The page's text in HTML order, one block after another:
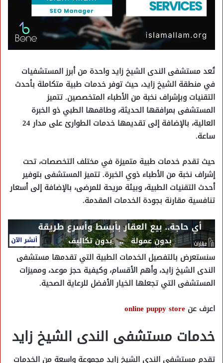
تُعدمستشفى الندى الشيخ زايدواحدة من أبرز المستشفيات
في منطقة الشيخ زايد، حيث توفر خدمات طبية متكاملة بأحدث
التقنيات وبإشراف نخبة من الأطباء المتخصصين. تتميز
المستشفى بمرافقها الحديثة، وطاقمها الطبي ذو الخبرة
العالية، بالإضافة إلى تقديمها خدمات الطوارئ على مدار 24
ساعة.
حيث تقدم خدمات طبية متميزة في مختلف التخصصات، تحت
إشراف نخبة من الأطباء ذوي الخبرة. تتميز المستشفى بتوفير
أحدث التقنيات الطبية، وبيئة مريحة للمرضى، بالإضافة إلى أسعار
تنافسية مقارنة بجودة الخدمات المقدمة.
سنستعرض بالتفصيل الخدمات الطبية التي تقدمها مستشفى
الندى الشيخ زايد، وأهم الأقسام، وكيفية حجز موعد، ومميزات
المستشفى التي تجعلها الخيار الأفضل للرعاية الصحية.
اعرف عن online puppy store
خدمات مستشفى الندى الشيخ زايد
تقدم مستشفى الندى الشيخ زايدمجموعة واسعة من الخدمات